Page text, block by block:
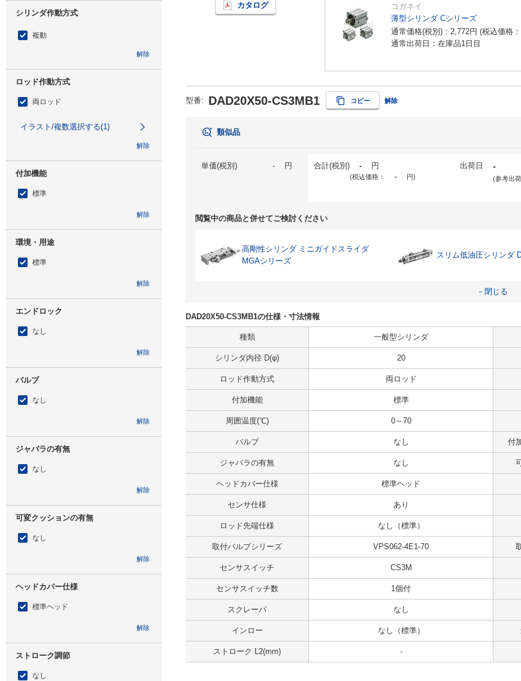
シリンダ作動方式
複動
解除
ロッド作動方式
両ロッド
イラスト/複数選択する(1)
解除
付加機能
標準
解除
環境・用途
標準
解除
エンドロック
なし
解除
バルブ
なし
解除
ジャバラの有無
なし
解除
可変クッションの有無
なし
解除
ヘッドカバー仕様
標準ヘッド
解除
ストローク調節
なし
カタログ
コガネイ
薄型シリンダ Cシリーズ
通常価格(税別)： 2,772円 (税込価格：
通常出荷日：在庫品1日目
型番: DAD20X50-CS3MB1 コピー 解除
類似品
単価(税別) - 円 合計(税別) - 円
(税込価格： - 円)
出荷日 -
(参考出荷
閲覧中の商品と併せてご検討ください
高剛性シリンダ ミニガイドスライダ
MGAシリーズ
スリム低油圧シリンダ
－閉じる
DAD20X50-CS3MB1の仕様・寸法情報
種類 一般型シリンダ
シリンダ内径 D(φ) 20
ロッド作動方式 両ロッド
付加機能 標準
周囲温度(℃) 0～70
バルブ なし 付
ジャバラの有無 なし
ヘッドカバー仕様 標準ヘッド
センサ仕様 あり
ロッド先端仕様 なし（標準）
取付バルブシリーズ VPS062-4E1-70
センサスイッチ CS3M
センサスイッチ数 1個付
スクレーパ なし
インロー なし（標準）
ストローク L2(mm) -